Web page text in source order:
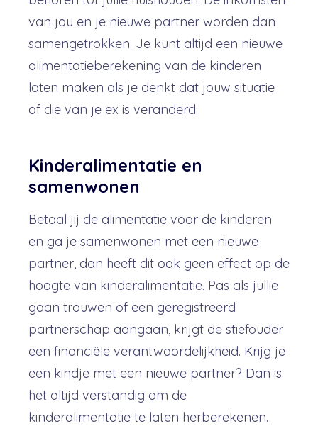
van jou en je nieuwe partner worden dan
samengetrokken. Je kunt altijd een nieuwe
alimentatieberekening van de kinderen
laten maken als je denkt dat jouw situatie
of die van je ex is veranderd.
Kinderalimentatie en
samenwonen
Betaal jij de alimentatie voor de kinderen
en ga je samenwonen met een nieuwe
partner, dan heeft dit ook geen effect op de
hoogte van kinderalimentatie. Pas als jullie
gaan trouwen of een geregistreerd
partnerschap aangaan, krijgt de stiefouder
een financiële verantwoordelijkheid. Krijg je
een kindje met een nieuwe partner? Dan is
het altijd verstandig om de
kinderalimentatie te laten herberekenen.